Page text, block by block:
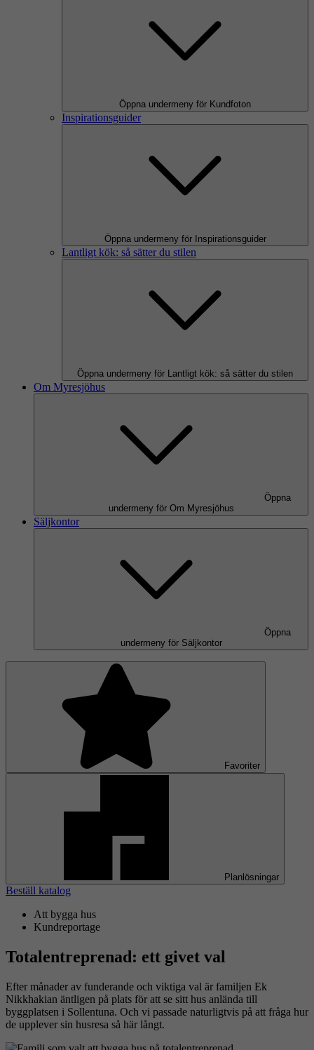
Öppna undermeny för Kundfoton
Inspirationsguider
Öppna undermeny för Inspirationsguider
Lantligt kök: så sätter du stilen
Öppna undermeny för Lantligt kök: så sätter du stilen
Om Myresjöhus
Öppna
undermeny för Om Myresjöhus
Säljkontor
Öppna
undermeny för Säljkontor
Favoriter
Planlösningar
Beställ katalog
Att bygga hus
Kundreportage
Totalentreprenad: ett givet val
Efter månader av funderande och viktiga val är familjen Ek
Nikkhakian äntligen på plats för att se sitt hus anlända till
byggplatsen i Sollentuna. Och vi passade naturligtvis på att fråga hur
de upplever sin husresa så här långt.